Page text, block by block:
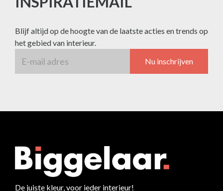
Blijf altijd op de hoogte van de laatste acties en trends op
het gebied van interieur.
Nu inschrijven
De juiste kleur, voor ieder interieur!